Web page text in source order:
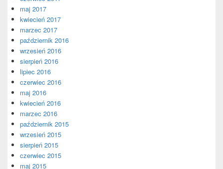
maj 2017
kwiecień 2017
marzec 2017
październik 2016
wrzesień 2016
sierpień 2016
lipiec 2016
czerwiec 2016
maj 2016
kwiecień 2016
marzec 2016
październik 2015
wrzesień 2015
sierpień 2015
czerwiec 2015
maj 2015